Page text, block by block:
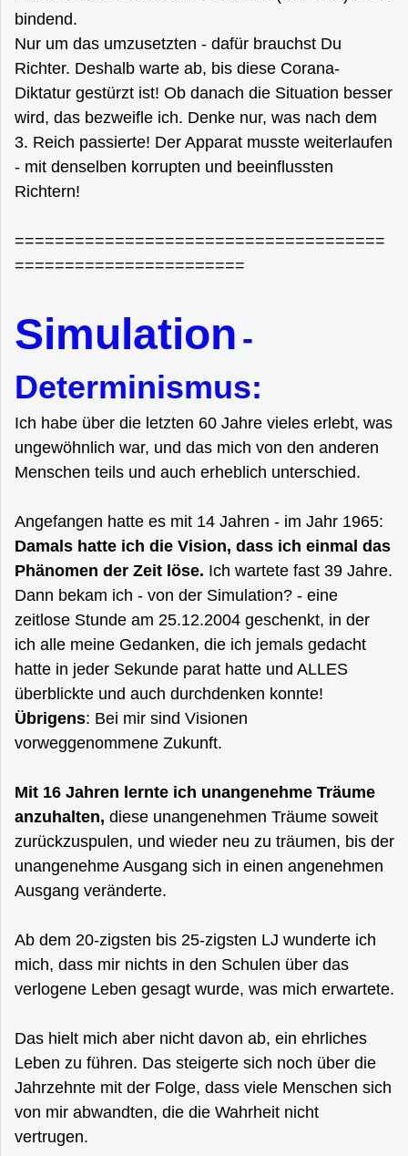
bindend.
Nur um das umzusetzten - dafür brauchst Du
Richter. Deshalb warte ab, bis diese Corana-
Diktatur gestürzt ist! Ob danach die Situation besser
wird, das bezweifle ich. Denke nur, was nach dem
3. Reich passierte! Der Apparat musste weiterlaufen
- mit denselben korrupten und beeinflussten
Richtern!
=====================================
=======================
Simulation -
Determinismus:
Ich habe über die letzten 60 Jahre vieles erlebt, was
ungewöhnlich war, und das mich von den anderen
Menschen teils und auch erheblich unterschied.
Angefangen hatte es mit 14 Jahren - im Jahr 1965:
Damals hatte ich die Vision, dass ich einmal das
Phänomen der Zeit löse. Ich wartete fast 39 Jahre.
Dann bekam ich - von der Simulation? - eine
zeitlose Stunde am 25.12.2004 geschenkt, in der
ich alle meine Gedanken, die ich jemals gedacht
hatte in jeder Sekunde parat hatte und ALLES
überblickte und auch durchdenken konnte!
Übrigens: Bei mir sind Visionen
vorweggenommene Zukunft.
Mit 16 Jahren lernte ich unangenehme Träume
anzuhalten, diese unangenehmen Träume soweit
zurückzuspulen, und wieder neu zu träumen, bis der
unangenehme Ausgang sich in einen angenehmen
Ausgang veränderte.
Ab dem 20-zigsten bis 25-zigsten LJ wunderte ich
mich, dass mir nichts in den Schulen über das
verlogene Leben gesagt wurde, was mich erwartete.
Das hielt mich aber nicht davon ab, ein ehrliches
Leben zu führen. Das steigerte sich noch über die
Jahrzehnte mit der Folge, dass viele Menschen sich
von mir abwandten, die die Wahrheit nicht
vertrugen.